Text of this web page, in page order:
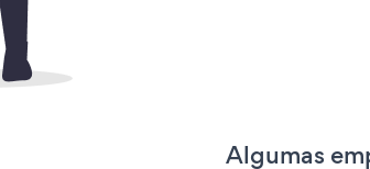
Algumas